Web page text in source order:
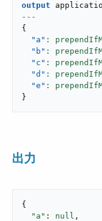
output
---
{
"a" :
"b" :
"c" :
"d" :
"e" :
}
出力
{
"a" : null ,